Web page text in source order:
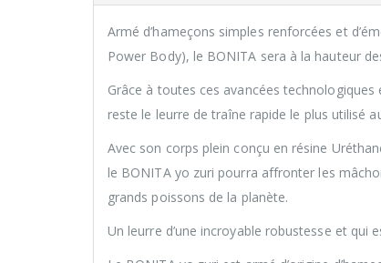
Armé d’hameçons simples renforcées et
Power Body), le BONITA sera à la hauteur
Grâce à toutes ces avancées
reste le leurre de traîne rapide le plus utilisé
Avec son corps plein conçu en résine
le BONITA yo zuri pourra affronter les
grands poissons de la planète.
Un leurre d’une incroyable robustesse et qui